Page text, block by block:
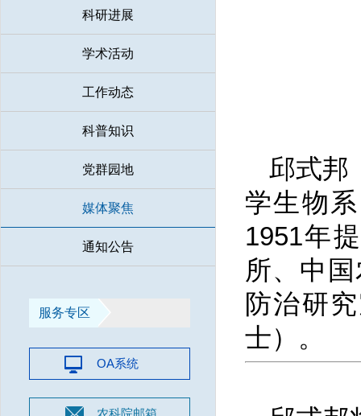
科研进展
学术活动
工作动态
科普知识
党群园地
媒体聚焦
通知公告
服务专区
OA系统
农科院邮箱
邱式邦
学生物
1951年
所、中
防治研
士）。